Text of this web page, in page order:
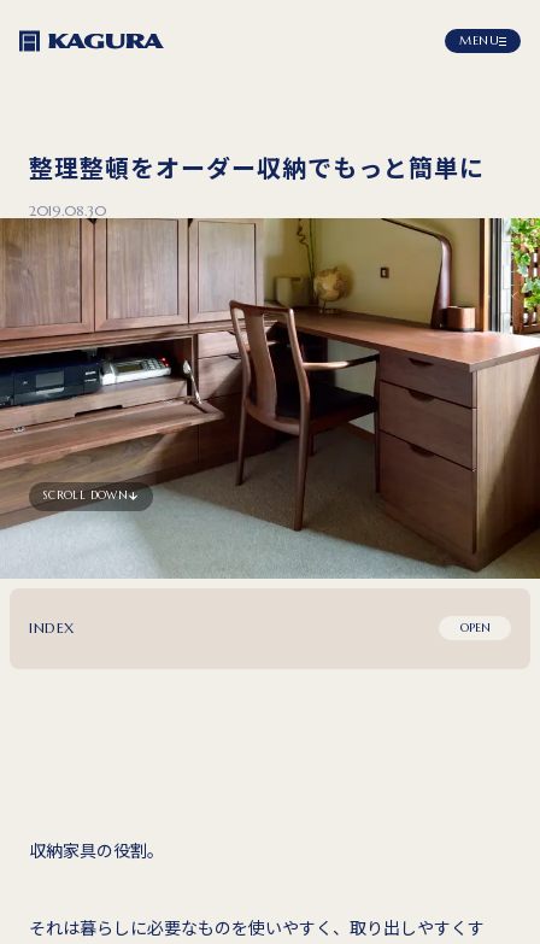
MENU
整理整頓をオーダー収納でもっと簡単に
2019.08.30
SCROLL DOWN
INDEX OPEN
収納家具の役割。
それは暮らしに必要なものを使いやすく、取り出しやすくす